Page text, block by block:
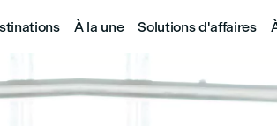
À la une Solutions d'affaires